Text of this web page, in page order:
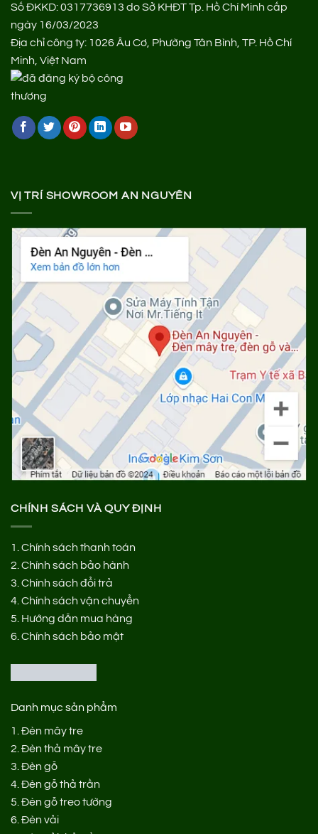
Số ĐKKD: 0317736913 do Sở KHĐT Tp. Hồ Chí Minh cấp
ngày 16/03/2023
Địa chỉ công ty: 1026 Âu Cơ, Phường Tân Bình, TP. Hồ Chí
Minh, Việt Nam
VỊ TRÍ SHOWROOM AN NGUYÊN
CHÍNH SÁCH VÀ QUY ĐỊNH
1. Chính sách thanh toán
2. Chính sách bảo hành
3. Chính sách đổi trả
4. Chính sách vận chuyển
5. Hướng dẫn mua hàng
6. Chính sách bảo mật
Danh mục sản phẩm
1. Đèn mây tre
2. Đèn thả mây tre
3. Đèn gỗ
4. Đèn gỗ thả trần
5. Đèn gỗ treo tường
6. Đèn vải